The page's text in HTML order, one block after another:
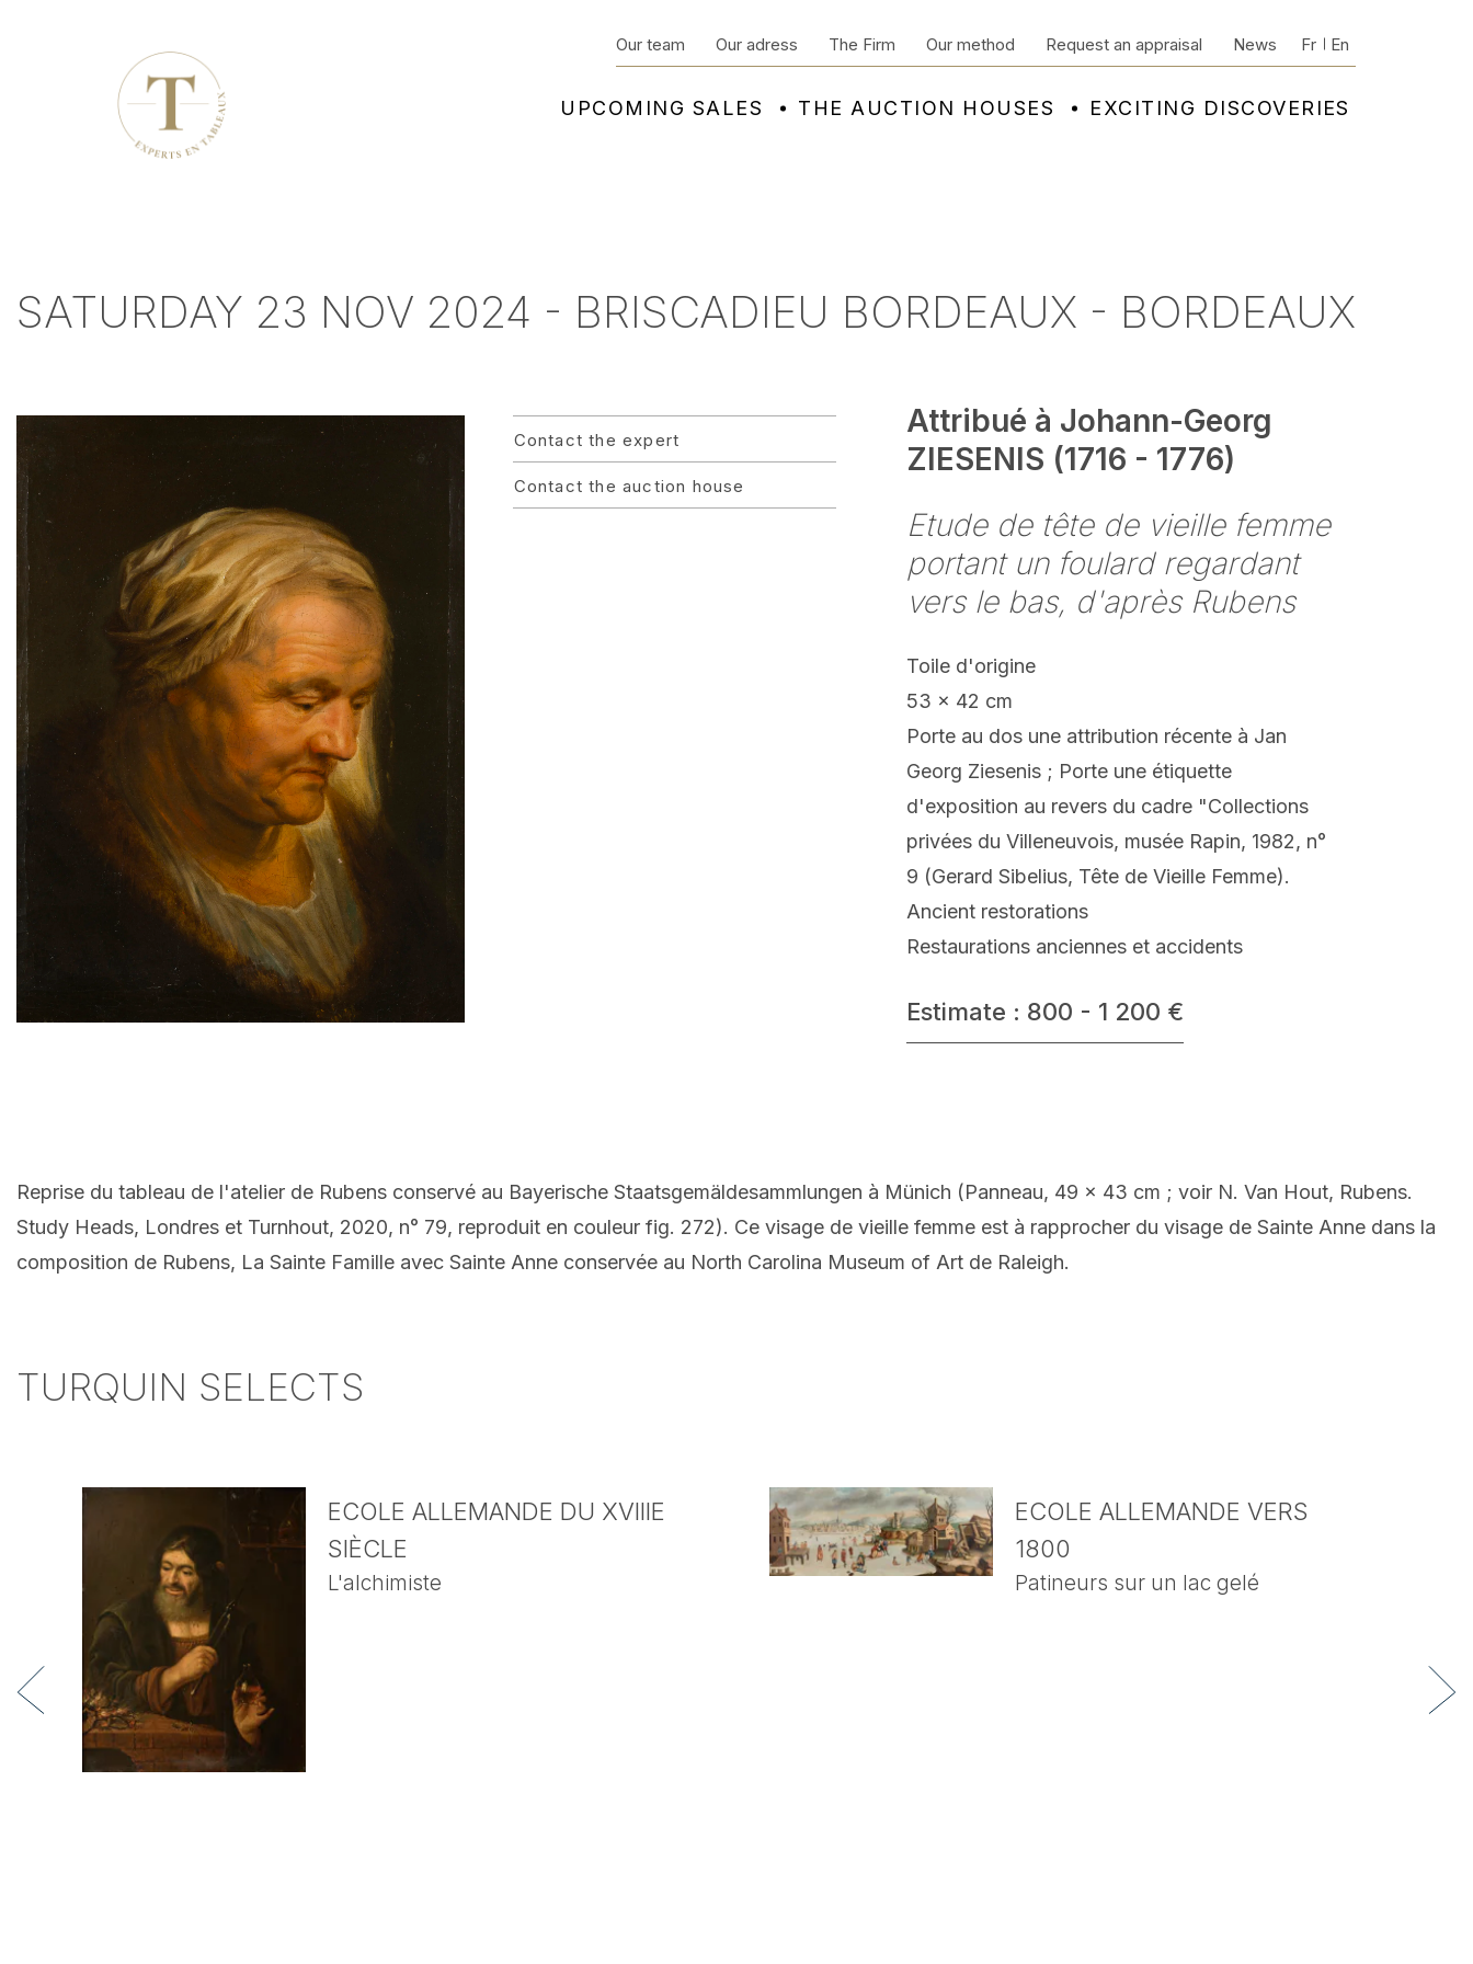
UPCOMING SALES THE AUCTION HOUSES EXCITING DISCOVERIES
Our team Our adress The Firm Our method Request an appraisal News Fr En
SATURDAY 23 NOV 2024 - BRISCADIEU BORDEAUX - BORDEAUX
Contact the expert
Contact the auction house
Attribué à Johann-Georg
ZIESENIS (1716 - 1776)
Etude de tête de vieille femme
portant un foulard regardant
vers le bas, d'après Rubens
Toile d'origine
53 x 42 cm
Porte au dos une attribution récente à Jan
Georg Ziesenis ; Porte une étiquette
d'exposition au revers du cadre "Collections
privées du Villeneuvois, musée Rapin, 1982, n°
9 (Gerard Sibelius, Tête de Vieille Femme).
Ancient restorations
Restaurations anciennes et accidents
Estimate : 800 - 1 200 €
Reprise du tableau de l'atelier de Rubens conservé au Bayerische Staatsgemäldesammlungen à Münich (Panneau, 49 x 43 cm ; voir N. Van Hout, Rubens.
Study Heads, Londres et Turnhout, 2020, n° 79, reproduit en couleur fig. 272). Ce visage de vieille femme est à rapprocher du visage de Sainte Anne dans la
composition de Rubens, La Sainte Famille avec Sainte Anne conservée au North Carolina Museum of Art de Raleigh.
TURQUIN SELECTS
ECOLE ALLEMANDE DU XVIIIE
SIÈCLE
L'alchimiste
ECOLE ALLEMANDE VERS
1800
Patineurs sur un lac gelé